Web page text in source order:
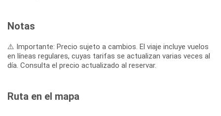
Notas
⚠️ Importante: Precio sujeto a cambios. El viaje incluye vuelos
en líneas regulares, cuyas tarifas se actualizan varias veces al
día. Consulta el precio actualizado al reservar.
Ruta en el mapa